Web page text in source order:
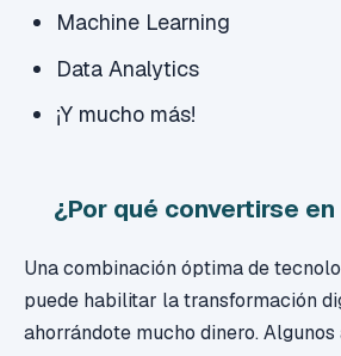
Machine Learning
Data Analytics
¡Y mucho más!
¿Por qué convertirse
Una combinación óptima de
puede habilitar la transformación
ahorrándote mucho dinero.